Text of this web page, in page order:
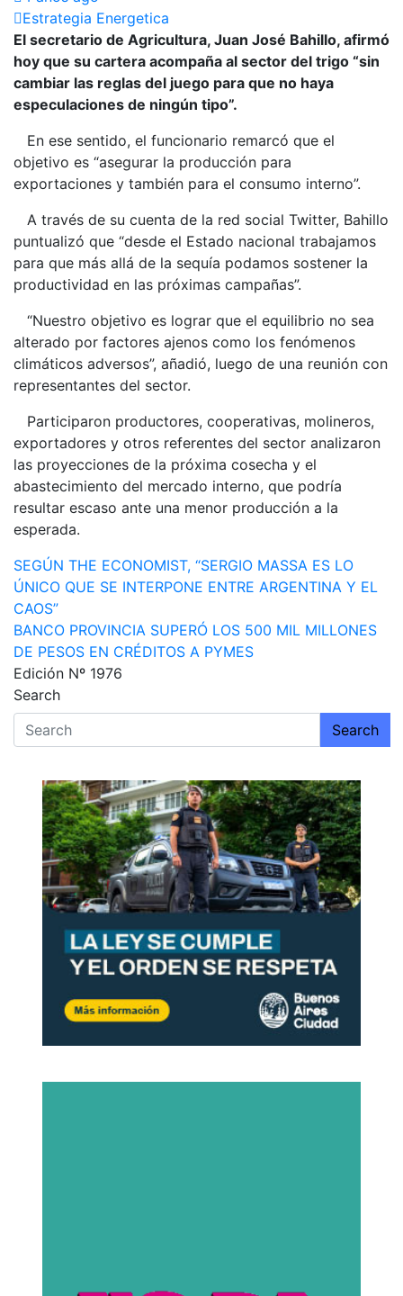
Estrategia Energetica
El secretario de Agricultura, Juan José Bahillo, afirmó
hoy que su cartera acompaña al sector del trigo “sin
cambiar las reglas del juego para que no haya
especulaciones de ningún tipo”.
En ese sentido, el funcionario remarcó que el
objetivo es “asegurar la producción para
exportaciones y también para el consumo interno”.
A través de su cuenta de la red social Twitter, Bahillo
puntualizó que “desde el Estado nacional trabajamos
para que más allá de la sequía podamos sostener la
productividad en las próximas campañas”.
“Nuestro objetivo es lograr que el equilibrio no sea
alterado por factores ajenos como los fenómenos
climáticos adversos”, añadió, luego de una reunión con
representantes del sector.
Participaron productores, cooperativas, molineros,
exportadores y otros referentes del sector analizaron
las proyecciones de la próxima cosecha y el
abastecimiento del mercado interno, que podría
resultar escaso ante una menor producción a la
esperada.
Navegación
de
entradas
SEGÚN THE ECONOMIST, “SERGIO MASSA ES LO
ÚNICO QUE SE INTERPONE ENTRE ARGENTINA Y EL
CAOS”
BANCO PROVINCIA SUPERÓ LOS 500 MIL MILLONES
DE PESOS EN CRÉDITOS A PYMES
Edición Nº 1976
Search
Search